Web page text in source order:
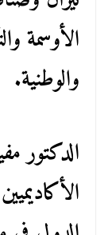
الأوسمة
والوطنية.
الدكتور